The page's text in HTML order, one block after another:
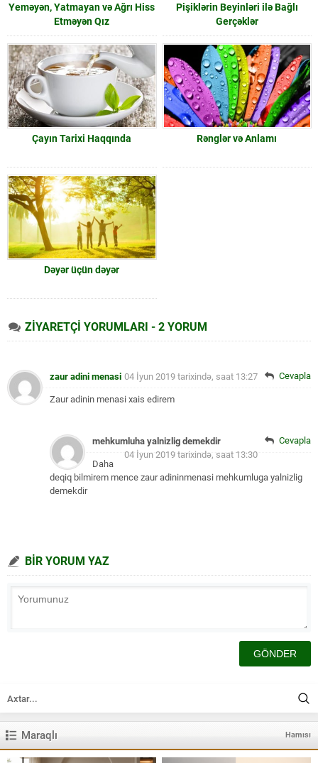
Yeməyən, Yatmayan və Ağrı Hiss
Etməyən Qız
Pişiklərin Beyinləri ilə Bağlı
Gerçəklər
Çayın Tarixi Haqqında Rənglər və Anlamı
Dəyər üçün dəyər
ZİYARETÇİ YORUMLARI - 2 YORUM
zaur adini menasi 04 İyun 2019 tarixində, saat 13:27
Zaur adinin menasi xais edirem
Cevapla
mehkumluha yalnizlig demekdir
04 İyun 2019 tarixində, saat 13:30
Daha
deqiq bilmirem mence zaur adininmenasi mehkumluga yalnizlig
demekdir
Cevapla
BİR YORUM YAZ
Maraqlı Hamısı